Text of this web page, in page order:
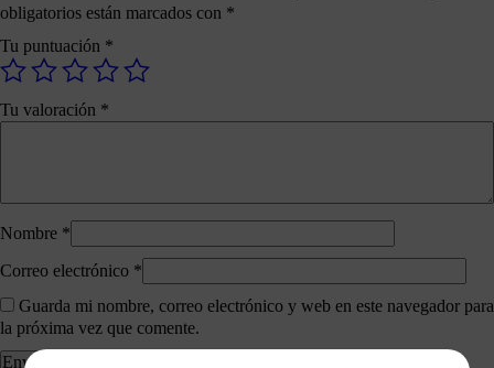
obligatorios están marcados con *
Tu puntuación *
Tu valoración *
Nombre *
Correo electrónico *
Guarda mi nombre, correo electrónico y web en este navegador para
la próxima vez que comente.